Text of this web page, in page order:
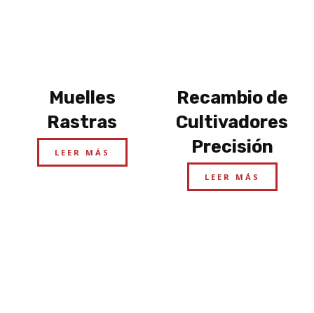
Muelles
Rastras
LEER MÁS
Recambio de
Cultivadores
Precisión
LEER MÁS